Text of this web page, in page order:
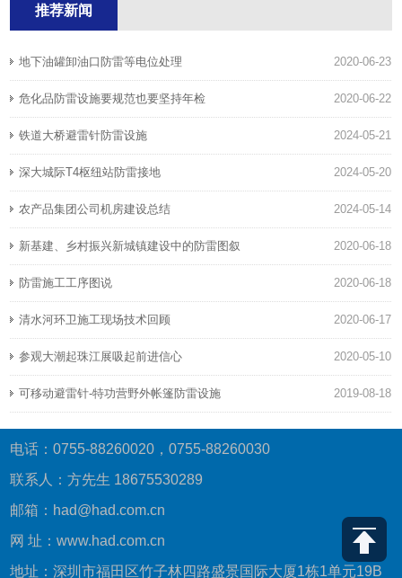
推荐新闻
2020-06-23
地下油罐卸油口防雷等电位处理
2020-06-22
危化品防雷设施要规范也要坚持年检
2024-05-21
铁道大桥避雷针防雷设施
2024-05-20
深大城际T4枢纽站防雷接地
2024-05-14
农产品集团公司机房建设总结
2020-06-18
新基建、乡村振兴新城镇建设中的防雷图叙
2020-06-18
防雷施工工序图说
2020-06-17
清水河环卫施工现场技术回顾
2020-05-10
参观大潮起珠江展吸起前进信心
2019-08-18
可移动避雷针-特功营野外帐篷防雷设施
电话：0755-88260020，0755-88260030
联系人：方先生 18675530289
邮箱：had@had.com.cn
网 址：www.had.com.cn
地址：深圳市福田区竹子林四路盛景国际大厦1栋1单元19B